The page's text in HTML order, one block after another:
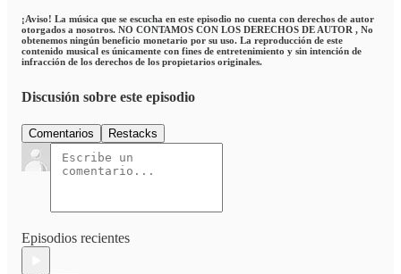
¡Aviso! La música que se escucha en este episodio no cuenta con derechos de autor
otorgados a nosotros. NO CONTAMOS CON LOS DERECHOS DE AUTOR , No
obtenemos ningún beneficio monetario por su uso. La reproducción de este
contenido musical es únicamente con fines de entretenimiento y sin intención de
infracción de los derechos de los propietarios originales.
Discusión sobre este episodio
Comentarios Restacks
Episodios recientes